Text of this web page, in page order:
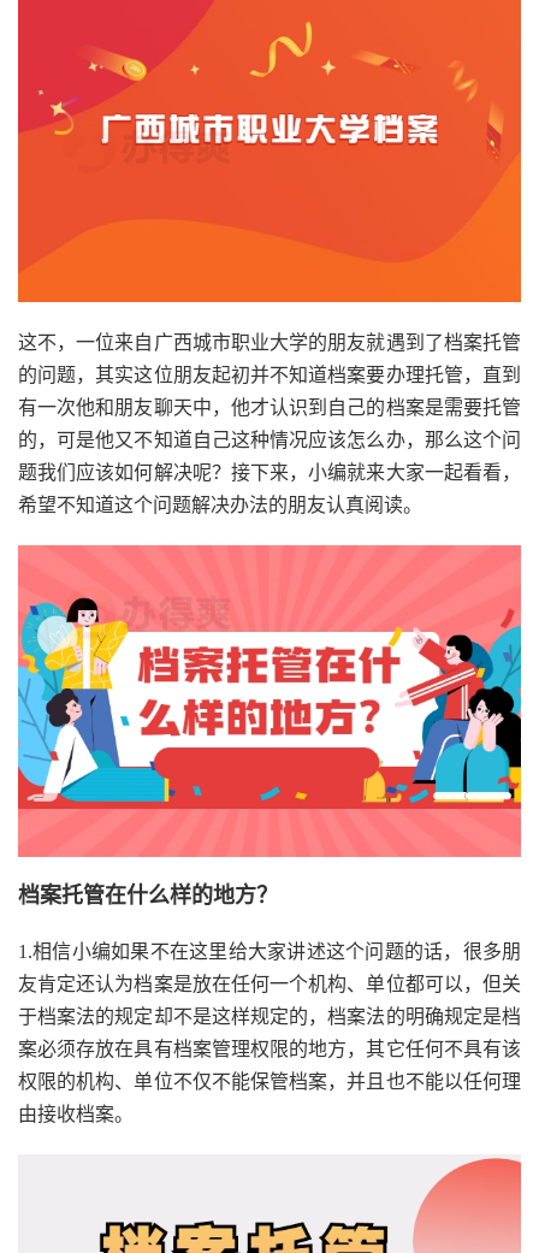
这不，一位来自广西城市职业大学的朋友就遇到了档案托管
的问题，其实这位朋友起初并不知道档案要办理托管，直到
有一次他和朋友聊天中，他才认识到自己的档案是需要托管
的，可是他又不知道自己这种情况应该怎么办，那么这个问
题我们应该如何解决呢？接下来，小编就来大家一起看看，
希望不知道这个问题解决办法的朋友认真阅读。
档案托管在什么样的地方？
1.相信小编如果不在这里给大家讲述这个问题的话，很多朋
友肯定还认为档案是放在任何一个机构、单位都可以，但关
于档案法的规定却不是这样规定的，档案法的明确规定是档
案必须存放在具有档案管理权限的地方，其它任何不具有该
权限的机构、单位不仅不能保管档案，并且也不能以任何理
由接收档案。